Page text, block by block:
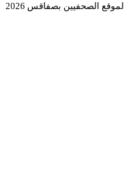
الصحفيين بصفاقس 2026